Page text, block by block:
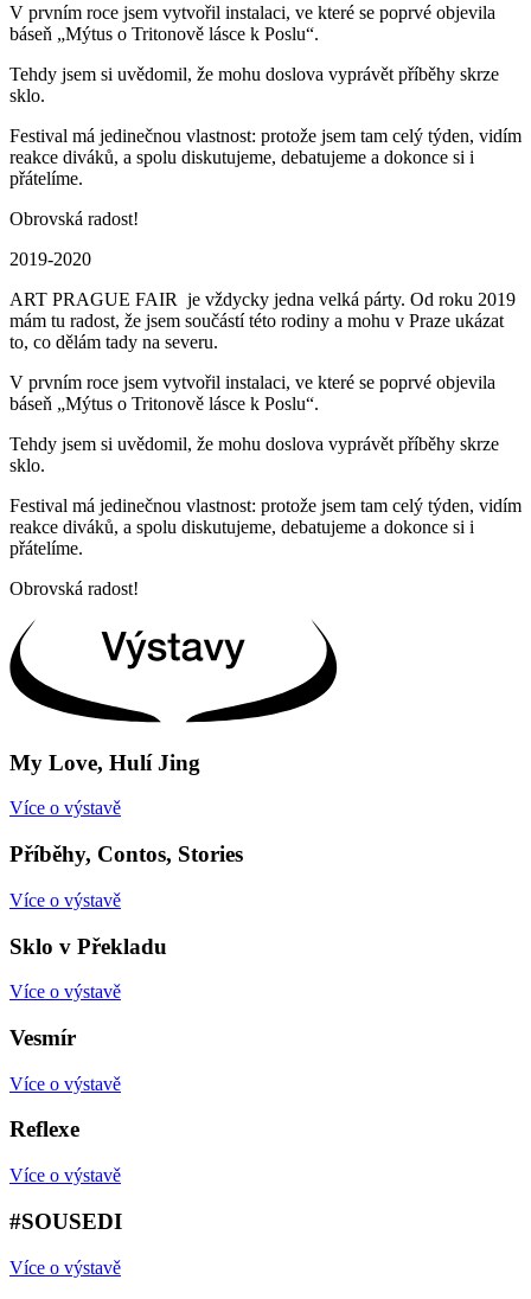
V prvním roce jsem vytvořil instalaci, ve které se poprvé objevila
báseň „Mýtus o Tritonově lásce k Poslu“.
Tehdy jsem si uvědomil, že mohu doslova vyprávět příběhy skrze
sklo.
Festival má jedinečnou vlastnost: protože jsem tam celý týden, vidím
reakce diváků, a spolu diskutujeme, debatujeme a dokonce si i
přátelíme.
Obrovská radost!
2019-2020
ART PRAGUE FAIR je vždycky jedna velká párty. Od roku 2019
mám tu radost, že jsem součástí této rodiny a mohu v Praze ukázat
to, co dělám tady na severu.
V prvním roce jsem vytvořil instalaci, ve které se poprvé objevila
báseň „Mýtus o Tritonově lásce k Poslu“.
Tehdy jsem si uvědomil, že mohu doslova vyprávět příběhy skrze
sklo.
Festival má jedinečnou vlastnost: protože jsem tam celý týden, vidím
reakce diváků, a spolu diskutujeme, debatujeme a dokonce si i
přátelíme.
Obrovská radost!
My Love, Hulí Jing
Více o výstavě
Příběhy, Contos, Stories
Více o výstavě
Sklo v Překladu
Více o výstavě
Vesmír
Více o výstavě
Reflexe
Více o výstavě
#SOUSEDI
Více o výstavě